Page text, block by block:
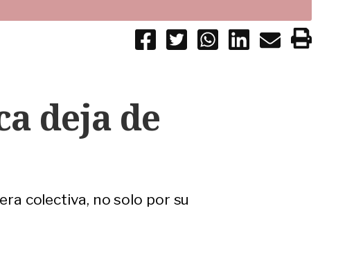
deja de
colectiva, no solo por su